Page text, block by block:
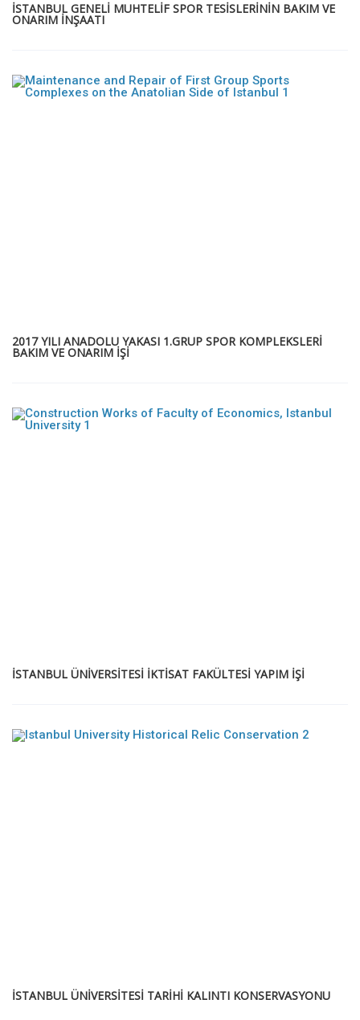
İSTANBUL GENELİ MUHTELİF SPOR TESİSLERİNİN BAKIM VE
ONARIM İNŞAATI
2017 YILI ANADOLU YAKASI 1.GRUP SPOR KOMPLEKSLERİ
BAKIM VE ONARIM İŞİ
İSTANBUL ÜNİVERSİTESİ İKTİSAT FAKÜLTESİ YAPIM İŞİ
İSTANBUL ÜNİVERSİTESİ TARİHİ KALINTI KONSERVASYONU